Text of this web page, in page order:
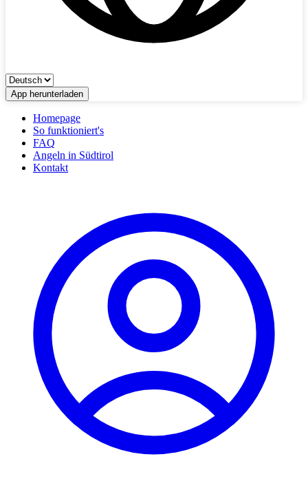
App herunterladen
Homepage
So funktioniert's
FAQ
Angeln in Südtirol
Kontakt